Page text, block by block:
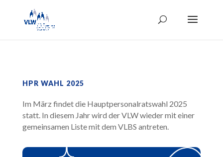
HPR WAHL 2025
Im März findet die Hauptpersonalratswahl 2025
statt. In diesem Jahr wird der VLW wieder mit einer
gemeinsamen Liste mit dem VLBS antreten.